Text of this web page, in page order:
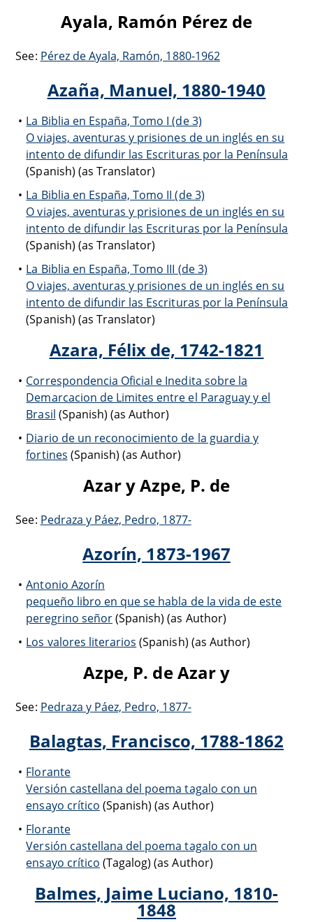
Ayala, Ramón Pérez de
See: Pérez de Ayala, Ramón, 1880-1962
Azaña, Manuel, 1880-1940
La Biblia en España, Tomo I (de 3)
O viajes, aventuras y prisiones de un inglés en su
intento de difundir las Escrituras por la Península
(Spanish) (as Translator)
La Biblia en España, Tomo II (de 3)
O viajes, aventuras y prisiones de un inglés en su
intento de difundir las Escrituras por la Península
(Spanish) (as Translator)
La Biblia en España, Tomo III (de 3)
O viajes, aventuras y prisiones de un inglés en su
intento de difundir las Escrituras por la Península
(Spanish) (as Translator)
Azara, Félix de, 1742-1821
Correspondencia Oficial e Inedita sobre la
Demarcacion de Limites entre el Paraguay y el
Brasil (Spanish) (as Author)
Diario de un reconocimiento de la guardia y
fortines (Spanish) (as Author)
Azar y Azpe, P. de
See: Pedraza y Páez, Pedro, 1877-
Azorín, 1873-1967
Antonio Azorín
pequeño libro en que se habla de la vida de este
peregrino señor(Spanish) (as Author)
Los valores literarios (Spanish) (as Author)
Azpe, P. de Azar y
See: Pedraza y Páez, Pedro, 1877-
Balagtas, Francisco, 1788-1862
Florante
Versión castellana del poema tagalo con un
ensayo crítico (Spanish) (as Author)
Florante
Versión castellana del poema tagalo con un
ensayo crítico (Tagalog) (as Author)
Balmes, Jaime Luciano, 1810-
1848